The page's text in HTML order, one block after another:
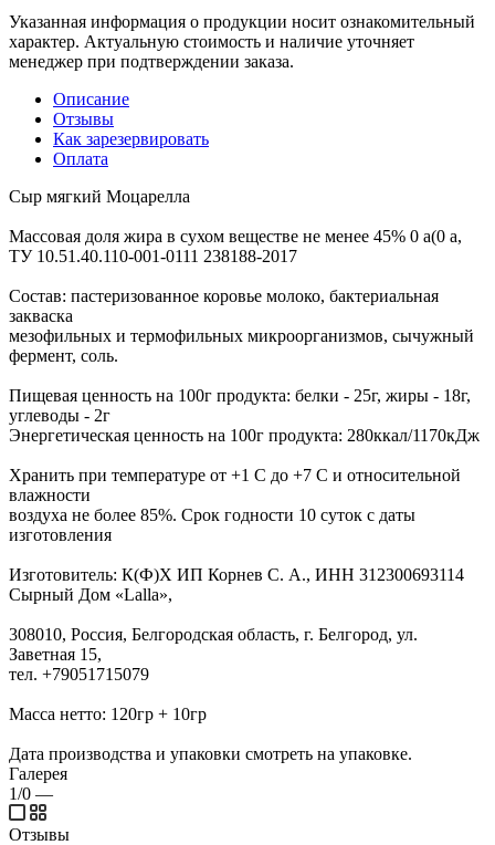
Указанная информация о продукции носит ознакомительный
характер. Актуальную стоимость и наличие уточняет
менеджер при подтверждении заказа.
Описание
Отзывы
Как зарезервировать
Оплата
Сыр мягкий Моцарелла
Массовая доля жира в сухом веществе не менее 45% 0 а(0 а,
ТУ 10.51.40.110-001-0111 238188-2017
Состав: пастеризованное коровье молоко, бактериальная
закваска
мезофильных и термофильных микроорганизмов, сычужный
фермент, соль.
Пищевая ценность на 100г продукта: белки - 25г, жиры - 18г,
углеводы - 2г
Энергетическая ценность на 100г продукта: 280ккал/1170кДж
Хранить при температуре от +1 С до +7 С и относительной
влажности
воздуха не более 85%. Срок годности 10 суток с даты
изготовления
Изготовитель: К(Ф)Х ИП Корнев С. А., ИНН 312300693114
Сырный Дом «Lalla»,
308010, Россия, Белгородская область, г. Белгород, ул.
Заветная 15,
тел. +79051715079
Масса нетто: 120гр + 10гр
Дата производства и упаковки смотреть на упаковке.
Галерея
1/0 —
Отзывы